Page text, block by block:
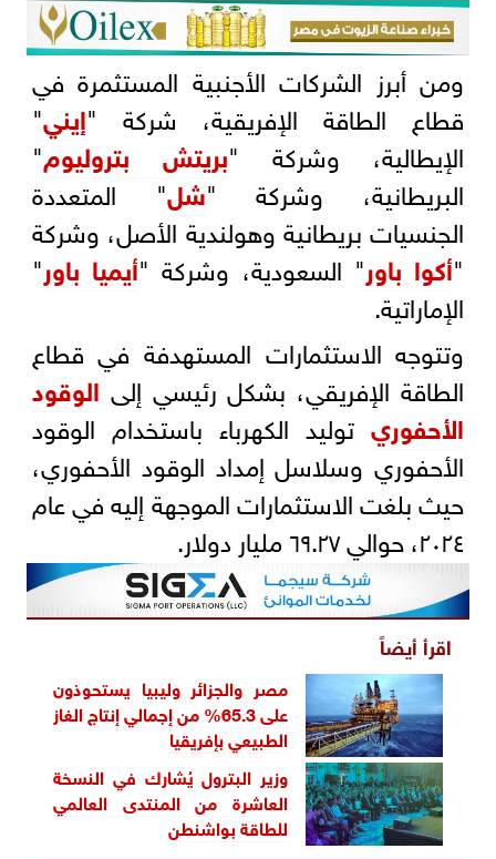
ومن أبرز الشركات الأجنبية المستثمرة في
قطاع الطاقة الإفريقية، شركة "إيني"
الإيطالية، وشركة "بريتش بتروليوم"
البريطانية، وشركة "شل" المتعددة
الجنسيات بريطانية وهولندية الأصل، وشركة
"أكوا باور" السعودية، وشركة "أيميا باور"
الإماراتية.
وتتوجه الاستثمارات المستهدفة في قطاع
الطاقة الإفريقي، بشكل رئيسي إلىالوقود
الأحفوريتوليد الكهرباء باستخدام الوقود
الأحفوري وسلاسل إمداد الوقود الأحفوري،
حيث بلغت الاستثمارات الموجهة إليه في عام
٢٠٢٤، حوالي ٦٩.٢٧ مليار دولار.
اقرأ أيضاً
مصر والجزائر وليبيا يستحوذون
على 65.3% من إجمالي إنتاج الغاز
الطبيعي بإفريقيا
وزير البترول يُشارك في النسخة
العاشرة من المنتدى العالمي
للطاقة بواشنطن